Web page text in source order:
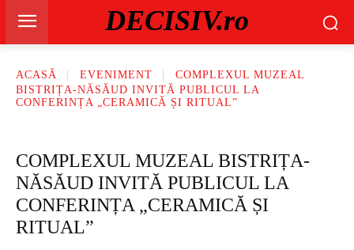
DECISIV.ro
ACASĂ EVENIMENT
COMPLEXUL MUZEAL
BISTRIȚA-NĂSĂUD INVITĂ PUBLICUL LA
CONFERINȚA „CERAMICĂ ȘI RITUAL”
COMPLEXUL MUZEAL BISTRIȚA-
NĂSĂUD INVITĂ PUBLICUL LA
CONFERINȚA „CERAMICĂ ȘI
RITUAL”